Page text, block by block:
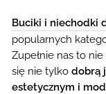
Buciki i niechodki
popularnych
Zupełnie nas to
się nie tylko dobrą
estetycznym i